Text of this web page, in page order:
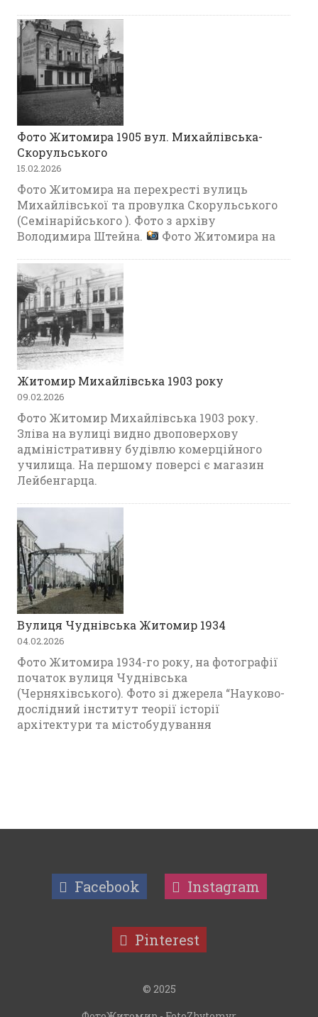
Фото Житомира 1905 вул. Михайлівська-
Скорульського
15.02.2026
Фото Житомира на перехресті вулиць
Михайлівської та провулка Скорульського
(Семінарійського ). Фото з архіву
Володимира Штейна.
Фото Житомира на
Житомир Михайлівська 1903 року
09.02.2026
Фото Житомир Михайлівська 1903 року.
Зліва на вулиці видно двоповерхову
адміністративну будівлю комерційного
училища. На першому поверсі є магазин
Лейбенгарца.
Вулиця Чуднівська Житомир 1934
04.02.2026
Фото Житомира 1934-го року, на фотографії
початок вулиця Чуднівська
(Черняхівського). Фото зі джерела “Науково-
дослідний інститут теорії історії
архітектури та містобудування
Facebook Instagram
Pinterest
© 2025